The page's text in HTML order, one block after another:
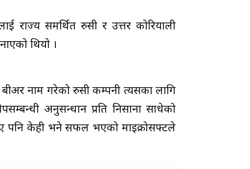
राज्य समर्थित रुसी र उत्तर कोरियाली
थियो ।
बीअर नाम गरेको रुसी कम्पनी त्यसका लागि
अनुसन्धान प्रति निसाना साधेको
पनि केही भने सफल भएको माइक्रोसफ्टले